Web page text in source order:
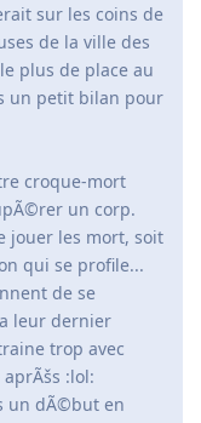
sur les coins de
de la ville des
plus de place au
un petit bilan pour
croque-mort
un corp.
jouer les mort, soit
qui se profile...
de se
leur dernier
trop avec
:lol:
un dÃ©but en